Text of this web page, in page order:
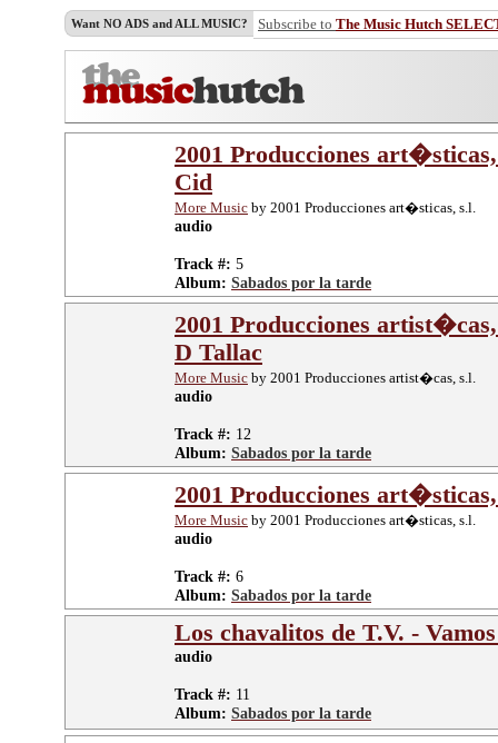
Want NO ADS and ALL MUSIC? Subscribe to The Music Hutch
2001 Producciones
Cid
More Music by 2001 Producciones art�sticas, s.l.
audio
Track #: 5
Album: Sabados por la tarde
2001 Producciones
D Tallac
More Music by 2001 Producciones artist�cas, s.l.
audio
Track #: 12
Album: Sabados por la tarde
2001 Producciones
More Music by 2001 Producciones art�sticas, s.l.
audio
Track #: 6
Album: Sabados por la tarde
Los chavalitos de T.V. -
audio
Track #: 11
Album: Sabados por la tarde